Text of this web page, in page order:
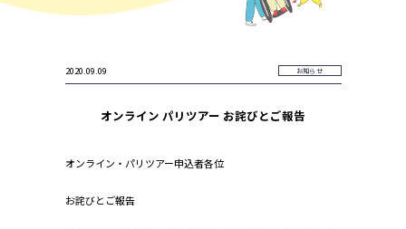
2020.09.09 お知らせ
オンライン パリツアー お詫びとご報告
オンライン・パリツアー申込者各位
お詫びとご報告